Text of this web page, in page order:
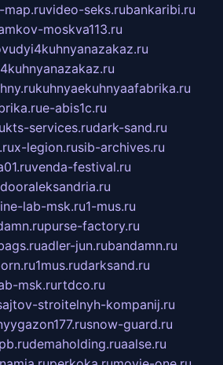
video-seks.rubankaribi.ru
moskva113.ru
kuhnyaekuhnyaafabrika.ru
e-abis1c.ru
kts-services.rudark-sand.ru
x-legion.rusib-archives.ru
venda-festival.ru
dooraleksandria.ru
lab-msk.ru1-mus.ru
purse-factory.ru
adler-jun.rubandamn.ru
1mus.rudarksand.ru
msk.rurtdco.ru
stroitelnyh-kompanij.ru
snow-guard.ru
demaholding.ruaalse.ru